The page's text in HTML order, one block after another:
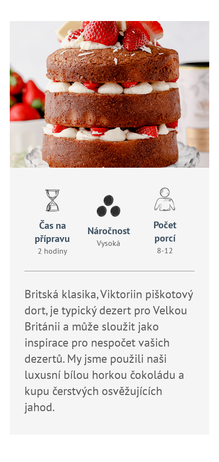
Čas na
přípravu
2 hodiny
Náročnost
Vysoká
Počet
porcí
8-12
Britská klasika, Viktoriin piškotový
dort, je typický dezert pro Velkou
Británii a může sloužit jako
inspirace pro nespočet vašich
dezertů. My jsme použili naši
luxusní bílou horkou čokoládu a
kupu čerstvých osvěžujících
jahod.
HLEDAT
D
o
p
o
r
u
j